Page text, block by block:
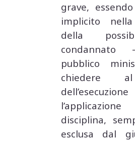
grave,
implicito
della
pubblico
chiedere
dell’esecuzione
disciplina,
esclusa dal